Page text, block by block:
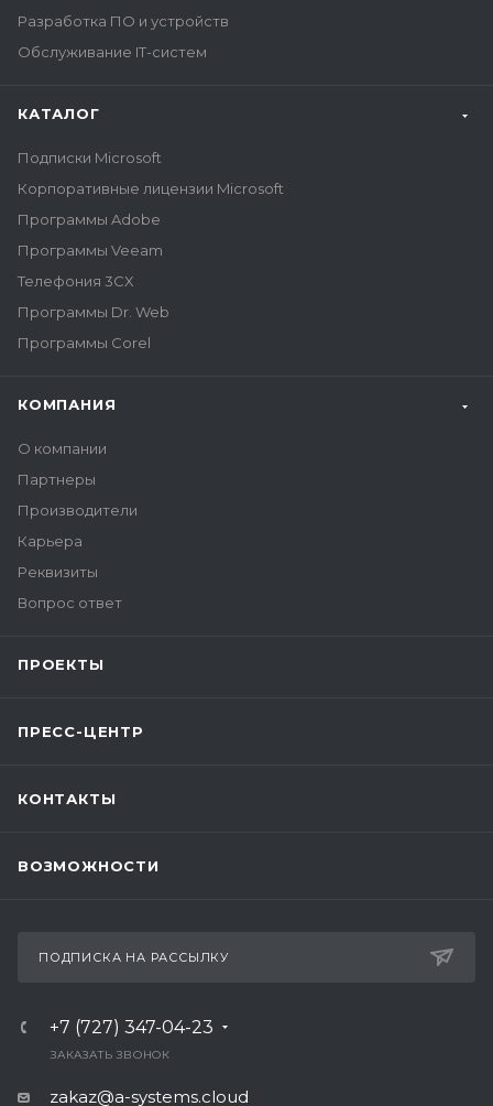
Разработка ПО и устройств
Обслуживание IT-систем
КАТАЛОГ
Подписки Microsoft
Корпоративные лицензии Microsoft
Программы Adobe
Программы Veeam
Телефония 3CX
Программы Dr. Web
Программы Corel
КОМПАНИЯ
О компании
Партнеры
Производители
Карьера
Реквизиты
Вопрос ответ
ПРОЕКТЫ
ПРЕСС-ЦЕНТР
КОНТАКТЫ
ВОЗМОЖНОСТИ
ПОДПИСКА НА РАССЫЛКУ
+7 (727) 347-04-23
ЗАКАЗАТЬ ЗВОНОК
zakaz@a-systems.cloud